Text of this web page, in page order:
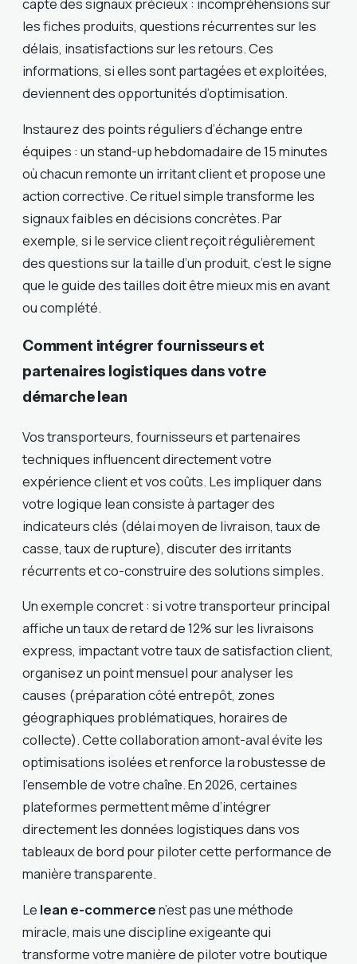
les fiches produits, questions récurrentes sur les
délais, insatisfactions sur les retours. Ces
informations, si elles sont partagées et exploitées,
deviennent des opportunités d’optimisation.
Instaurez des points réguliers d’échange entre
équipes : un stand-up hebdomadaire de 15 minutes
où chacun remonte un irritant client et propose une
action corrective. Ce rituel simple transforme les
signaux faibles en décisions concrètes. Par
exemple, si le service client reçoit régulièrement
des questions sur la taille d’un produit, c’est le signe
que le guide des tailles doit être mieux mis en avant
ou complété.
Comment intégrer fournisseurs et
partenaires logistiques dans votre
démarche lean
Vos transporteurs, fournisseurs et partenaires
techniques influencent directement votre
expérience client et vos coûts. Les impliquer dans
votre logique lean consiste à partager des
indicateurs clés (délai moyen de livraison, taux de
casse, taux de rupture), discuter des irritants
récurrents et co-construire des solutions simples.
Un exemple concret : si votre transporteur principal
affiche un taux de retard de 12% sur les livraisons
express, impactant votre taux de satisfaction client,
organisez un point mensuel pour analyser les
causes (préparation côté entrepôt, zones
géographiques problématiques, horaires de
collecte). Cette collaboration amont-aval évite les
optimisations isolées et renforce la robustesse de
l’ensemble de votre chaîne. En 2026, certaines
plateformes permettent même d’intégrer
directement les données logistiques dans vos
tableaux de bord pour piloter cette performance de
manière transparente.
Le lean e-commercen’est pas une méthode
miracle, mais une discipline exigeante qui
transforme votre manière de piloter votre boutique